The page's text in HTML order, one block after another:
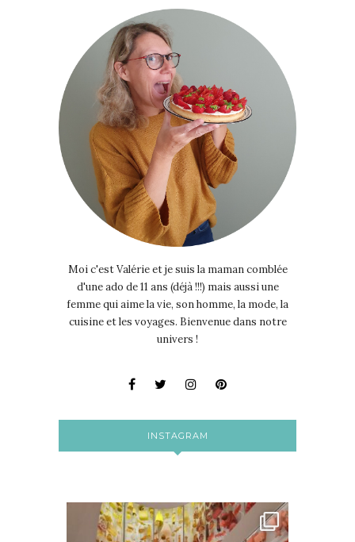
Moi c'est Valérie et je suis la maman comblée
d'une ado de 11 ans (déjà !!!) mais aussi une
femme qui aime la vie, son homme, la mode, la
cuisine et les voyages. Bienvenue dans notre
univers !
INSTAGRAM